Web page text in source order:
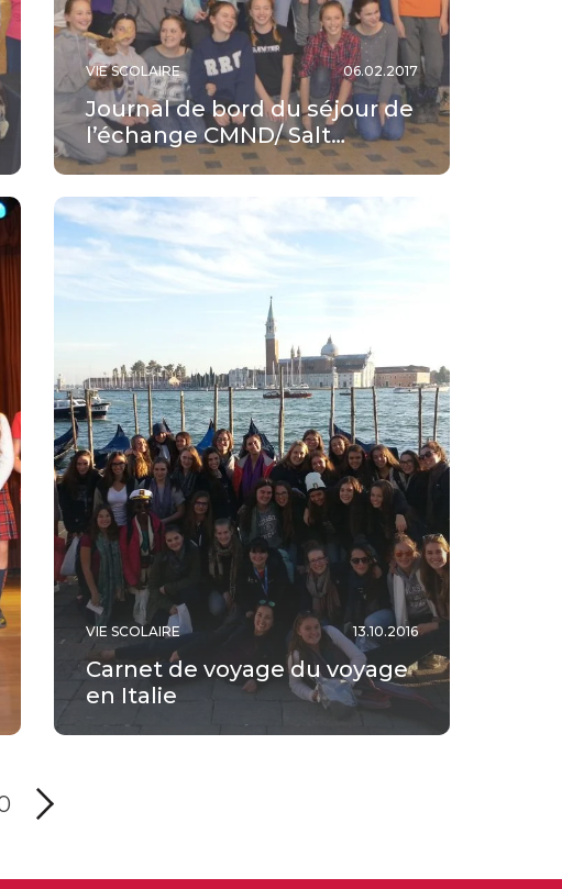
VIE SCOLAIRE 06.02.2017
Journal de bord du séjour de
l’échange CMND/ Salt…
VIE SCOLAIRE 13.10.2016
Carnet de voyage du voyage
en Italie